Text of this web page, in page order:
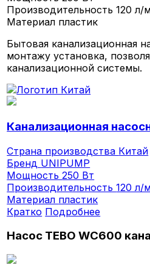
Производительность120 л/
Материал пластик
Бытовая канализационная
монтажу установка,
канализационной системы.
Канализационная
Страна производства Китай
Бренд UNIPUMP
Мощность250 Вт
Производительность120 л/
Материал пластик
Кратко Подробнее
Насос TEBO WC600